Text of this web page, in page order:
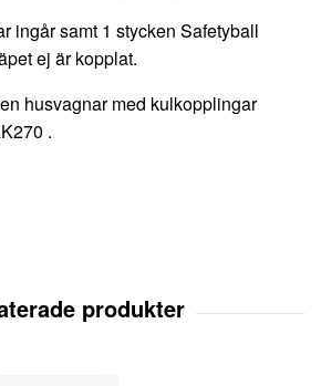
ingår samt 1 stycken Safetyball
ej är kopplat.
husvagnar med kulkopplingar
.